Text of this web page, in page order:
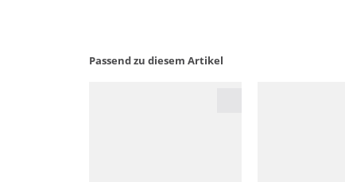
Passend zu diesem Artikel